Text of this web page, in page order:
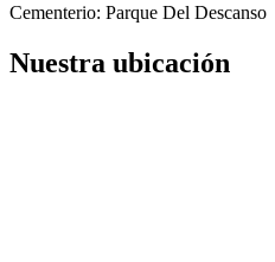
Cementerio: Parque Del Descanso
Nuestra ubicación